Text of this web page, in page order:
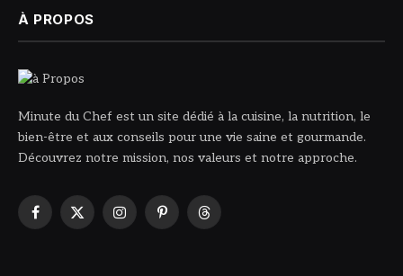
À PROPOS
Minute du Chef est un site dédié à la cuisine, la nutrition, le
bien-être et aux conseils pour une vie saine et gourmande.
Découvrez notre mission, nos valeurs et notre approche.
Facebook
X
InstagramPinterestThreads